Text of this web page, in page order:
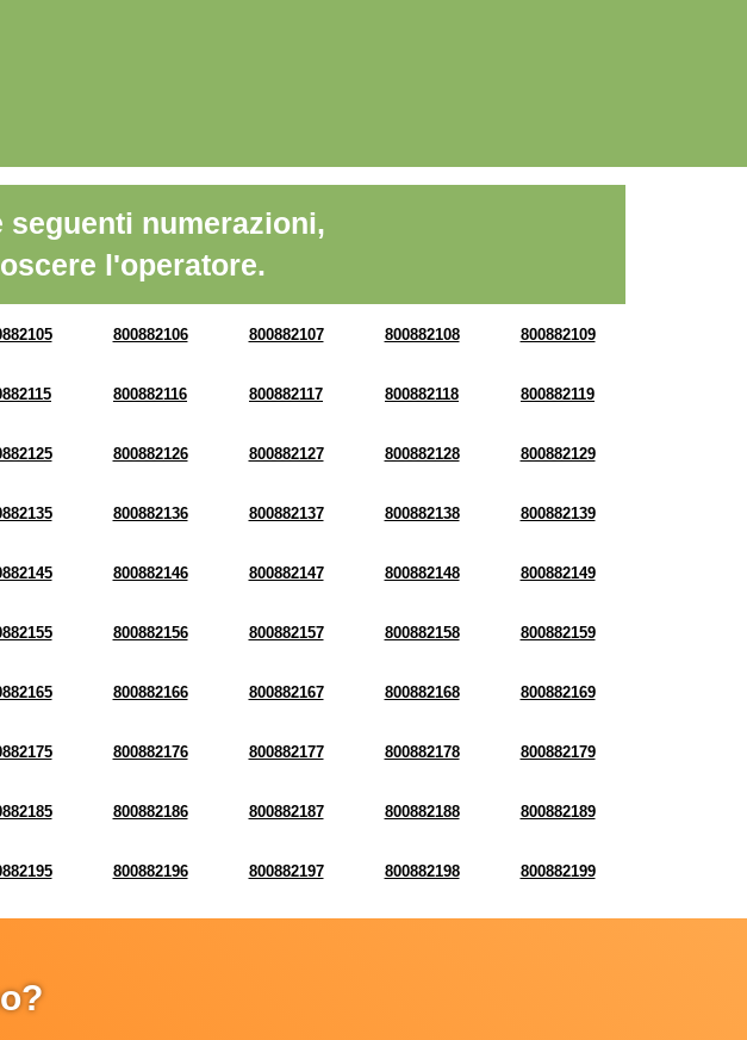
numerazioni,
l'operatore.
800882106 800882107 800882108 800882109
800882116 800882117 800882118 800882119
800882126 800882127 800882128 800882129
800882136 800882137 800882138 800882139
800882146 800882147 800882148 800882149
800882156 800882157 800882158 800882159
800882166 800882167 800882168 800882169
800882176 800882177 800882178 800882179
800882186 800882187 800882188 800882189
800882196 800882197 800882198 800882199